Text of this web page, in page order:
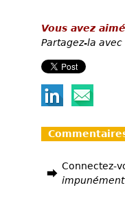
Vous avez
Partagez-la
Connectez-